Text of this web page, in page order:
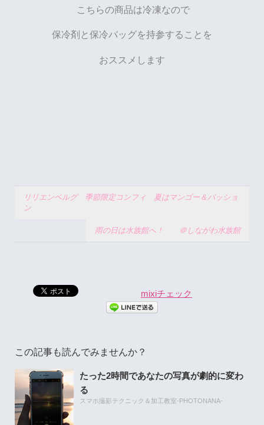
こちらの商品は冷凍なので
保冷剤と保冷バッグを持参することを
おススメします
リリエンベルグ 季節限定コンフィ 夏はマンゴー＆パッショ
ン
雨の日は水族館へ！ ＠しながわ水族館
mixiチェック
この記事も読んでみませんか？
たった2時間であなたの写真が劇的に変わ
る
スマホ撮影テクニック＆加工教室-PHOTONANA-